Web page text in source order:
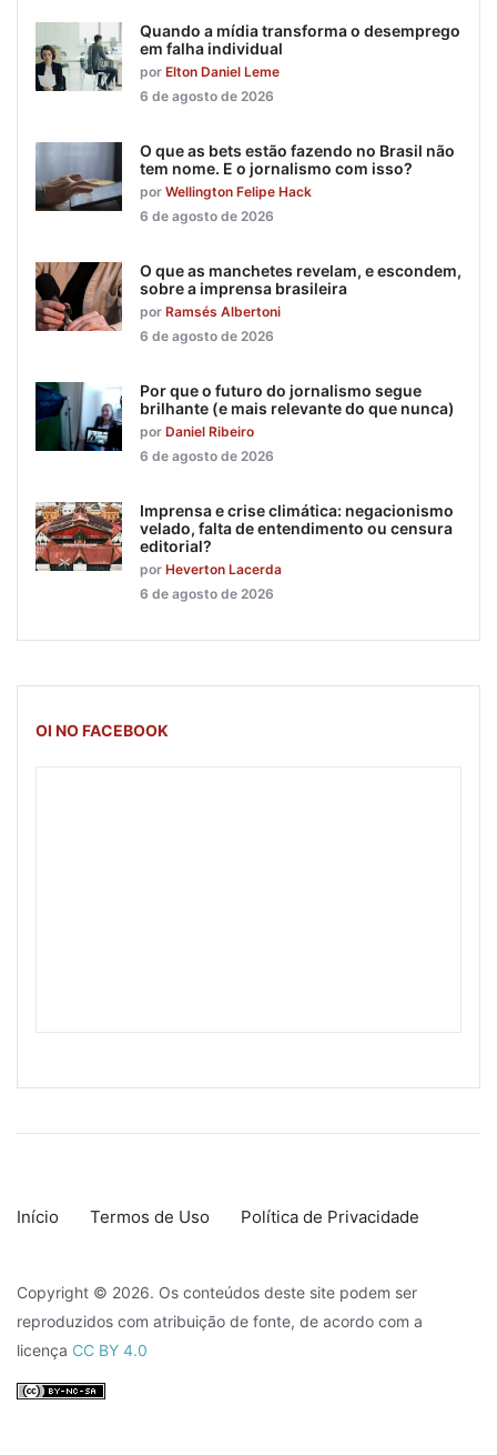
Quando a mídia transforma o desemprego
em falha individual
por Elton Daniel Leme
6 de agosto de 2026
O que as bets estão fazendo no Brasil não
tem nome. E o jornalismo com isso?
por Wellington Felipe Hack
6 de agosto de 2026
O que as manchetes revelam, e escondem,
sobre a imprensa brasileira
por Ramsés Albertoni
6 de agosto de 2026
Por que o futuro do jornalismo segue
brilhante (e mais relevante do que nunca)
por Daniel Ribeiro
6 de agosto de 2026
Imprensa e crise climática: negacionismo
velado, falta de entendimento ou censura
editorial?
por Heverton Lacerda
6 de agosto de 2026
OI NO FACEBOOK
Início Termos de Uso Política de Privacidade
Copyright © 2026. Os conteúdos deste site podem ser
reproduzidos com atribuição de fonte, de acordo com a
licença CC BY 4.0